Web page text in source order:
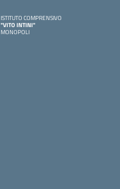
ISTITUTO COMPRENSIVO
"VITO INTINI"
MONOPOLI